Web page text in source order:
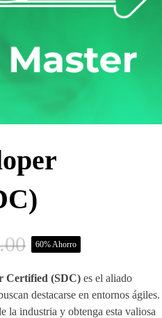
60% Ahorro
Certified (SDC) es el aliado
destacarse en entornos ágiles.
la industria y obtenga esta valiosa